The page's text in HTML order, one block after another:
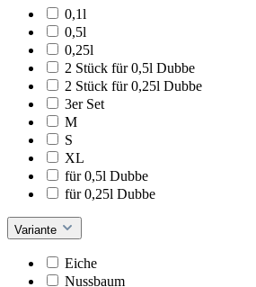
0,1l
0,5l
0,25l
2 Stück für 0,5l Dubbe
2 Stück für 0,25l Dubbe
3er Set
M
S
XL
für 0,5l Dubbe
für 0,25l Dubbe
Variante
Eiche
Nussbaum